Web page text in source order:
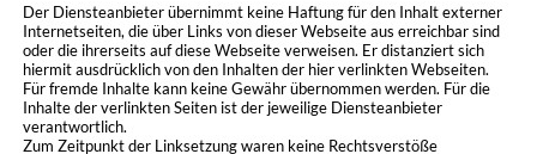
Der Diensteanbieter übernimmt keine Haftung für den Inhalt externer
Internetseiten, die über Links von dieser Webseite aus erreichbar sind
oder die ihrerseits auf diese Webseite verweisen. Er distanziert sich
hiermit ausdrücklich von den Inhalten der hier verlinkten Webseiten.
Für fremde Inhalte kann keine Gewähr übernommen werden. Für die
Inhalte der verlinkten Seiten ist der jeweilige Diensteanbieter
verantwortlich.
Zum Zeitpunkt der Linksetzung waren keine Rechtsverstöße